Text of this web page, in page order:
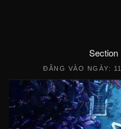
Section
ĐĂNG VÀO NGÀY: